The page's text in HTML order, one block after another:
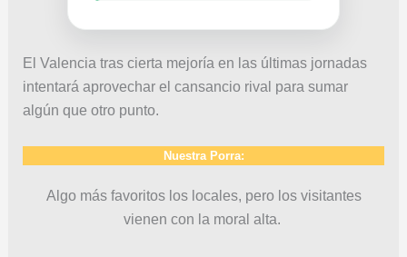
El Valencia tras cierta mejoría en las últimas jornadas
intentará aprovechar el cansancio rival para sumar
algún que otro punto.
Nuestra Porra:
Algo más favoritos los locales, pero los visitantes
vienen con la moral alta.